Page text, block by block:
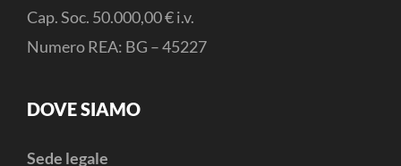
Cap. Soc. 50.000,00 € i.v.
Numero REA: BG – 45227
DOVE SIAMO
Sede legale